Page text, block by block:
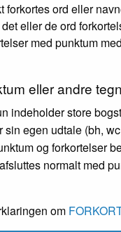
forkortes ord eller
eller de ord
med punktum
eller andre
indeholder store
sin egen udtale (bh,
og forkortelser
normalt med
om